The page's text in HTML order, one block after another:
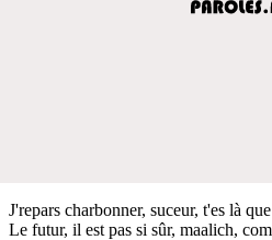
J'repars charbonner, suceur, t'es là
Le futur, il est pas si sûr, maalich,